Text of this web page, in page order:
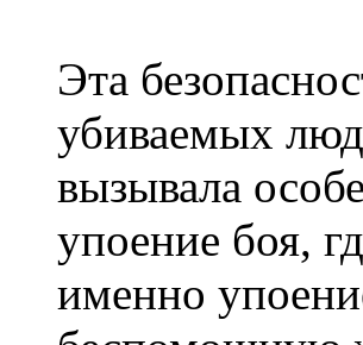
Эта
убиваемых
вызывала
упоение боя,
именно